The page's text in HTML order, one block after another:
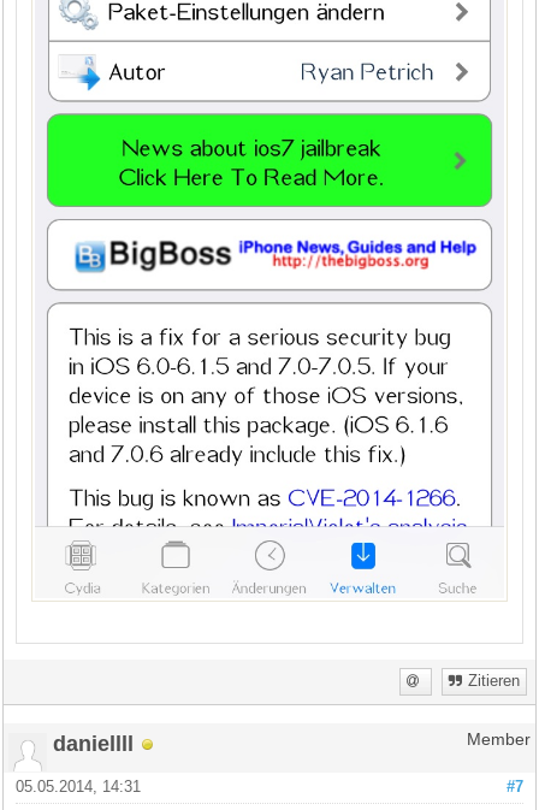
Zitieren
daniellll Member
#7
05.05.2014, 14:31